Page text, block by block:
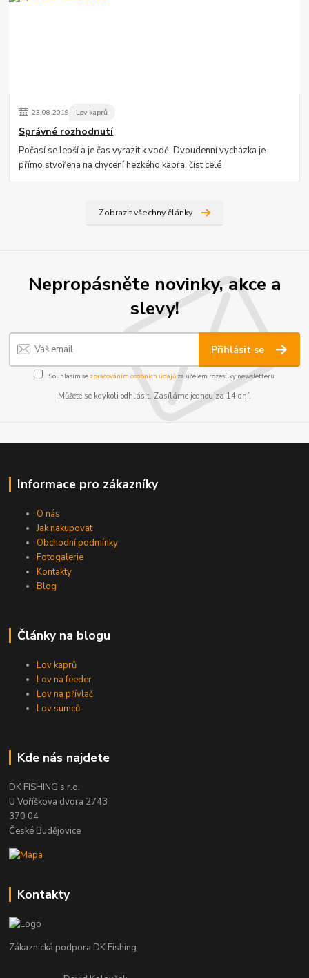
23.08.2019 Lov kaprů
Správné rozhodnutí
Počasí se lepší a je čas vyrazit k vodě. Dvoudenní vycházka je
přímo stvořena na chycení hezkého kapra.číst celé
Zobrazit všechny články
Nepropásněte novinky, akce a
slevy!
Přihlásit se
Souhlasím se zpracováním osobních údajůza účelem rozesílky newsletteru.
Můžete se kdykoli odhlásit. Zasíláme jednou za 14 dní.
Informace pro zákazníky
O nás
Jak nakupovat
Obchodní podmínky
Fotogalerie
Kontakty
Blog
Články na blogu
Lov kaprů
Lov na feeder
Lov na přívlač
Lov sumců
Kde nás najdete
DK FISHING s.r.o.
U Voříškova dvora 2743
370 04
České Budějovice
Kontakty
Zákaznická podpora DK Fishing